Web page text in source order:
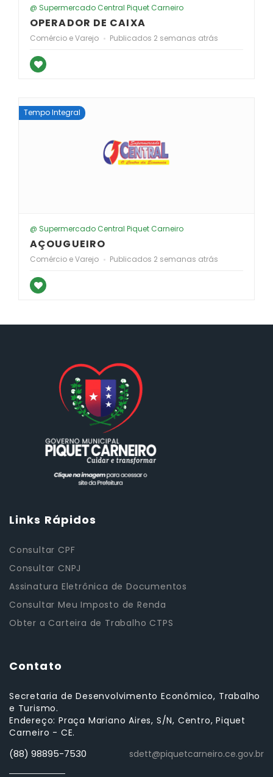
@ Supermercado Central Piquet Carneiro
OPERADOR DE CAIXA
Comércio e Varejo Publicados 2 semanas atrás
Tempo Integral
@ Supermercado Central Piquet Carneiro
AÇOUGUEIRO
Comércio e Varejo Publicados 2 semanas atrás
Links Rápidos
Consultar CPF
Consultar CNPJ
Assinatura Eletrônica de Documentos
Consultar Meu Imposto de Renda
Obter a Carteira de Trabalho CTPS
Contato
Secretaria de Desenvolvimento Econômico, Trabalho
e Turismo.
Endereço: Praça Mariano Aires, S/N, Centro, Piquet
Carneiro - CE.
(88) 98895-7530 sdett@piquetcarneiro.ce.gov.br